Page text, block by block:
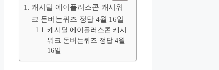
캐시딜 에이플러스콘 캐시워
크 돈버는퀴즈 정답 4월 16일
캐시딜 에이플러스콘 캐시
워크 돈버는퀴즈 정답 4월
16일